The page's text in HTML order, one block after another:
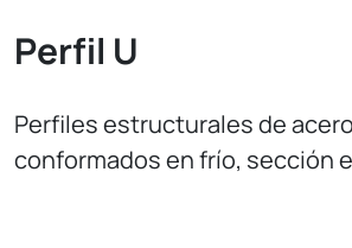
Perfil U
Perfiles estructurales de
conformados en frío, sección